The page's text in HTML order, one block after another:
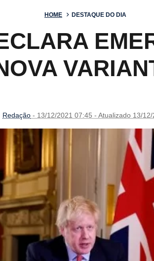
HOME DESTAQUE DO DIA
Redação - 13/12/2021 07:45 - Atualizado 13/12/